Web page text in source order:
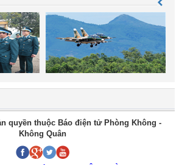
quyền thuộc Báo điện tử Phòng Không -
Không Quân